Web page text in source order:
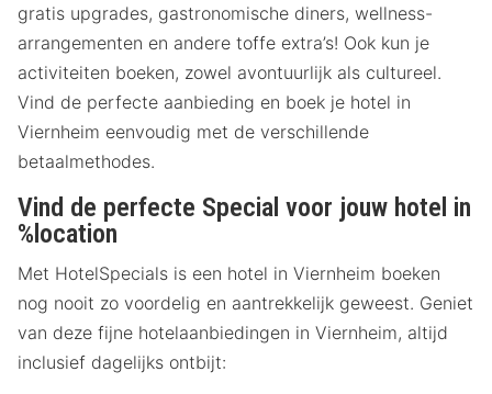
gratis upgrades, gastronomische diners, wellness-
arrangementen en andere toffe extra’s! Ook kun je
activiteiten boeken, zowel avontuurlijk als cultureel.
Vind de perfecte aanbieding en boek je hotel in
Viernheim eenvoudig met de verschillende
betaalmethodes.
Vind de perfecte Special voor jouw hotel in
%location
Met HotelSpecials is een hotel in Viernheim boeken
nog nooit zo voordelig en aantrekkelijk geweest. Geniet
van deze fijne hotelaanbiedingen in Viernheim, altijd
inclusief dagelijks ontbijt: